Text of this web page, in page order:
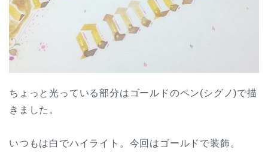
ちょっと光っている部分はゴールドのペン(シグノ)で描
きました。
いつもは白でハイライト。今回はゴールドで装飾。